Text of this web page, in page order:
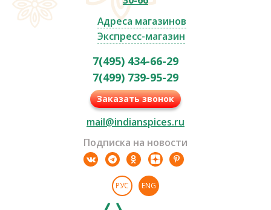
Адреса магазинов
Экспресс-магазин
7(495) 434-66-29
7(499) 739-95-29
Заказать звонок
mail@indianspices.ru
Подписка на новости
РУС ENG